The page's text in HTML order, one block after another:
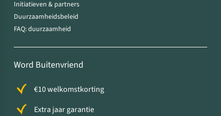
Initiatieven & partners
Duurzaamheidsbeleid
FAQ: duurzaamheid
Word Buitenvriend
€10 welkomstkorting
Extra jaar garantie